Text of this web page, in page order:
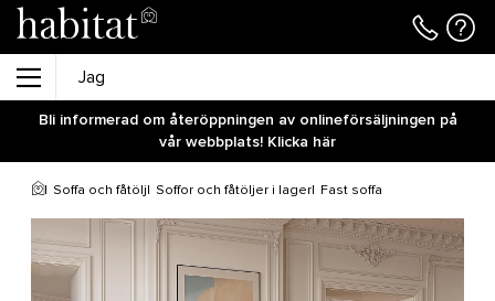
Bli informerad om återöppningen av onlineförsäljningen på
vår webbplats! Klicka här
Soffa och fåtölj Soffor och fåtöljer i lager Fast soffa